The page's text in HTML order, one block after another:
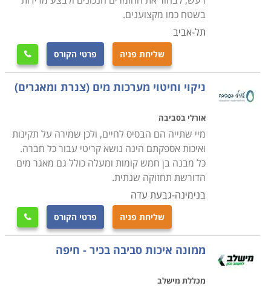
של תכנון ירוק בנושא הקורס.
בעבר היו לימודי איכות הסביבה תחום השמור כמעט
בלעדית לאלו ששמירת הסביבה והטבע קרובים לליבם,
וביקשו ללמוד את הנושא מתוך עניין וסקרנות, אלא שלמרבה
חשיבות לעניין, חוזרות אלינו היום בסיבוב נקמה של הטבע.
ההתחממות הגלובלית והזיהום הסביבתי של הים והקרקע
מציב משברים מעשיים ואסטרטגיים שילוו אותנו ואת
האנושות כולה בטווח המיידי, וביתר שאת גם בדורות הבאים.
ההכרה המאוחרת בנזקים שכבר גרמנו, מחזקת את הצורך
לשקם את מה שניתן, להציל את מה שנותר, להתוות מדיניות
אחראית יותר לעתיד, ולקיים מערכות נוקשות יותר של בקרה
ותקנים, כדי לא לחזור על שגיאות העבר וההווה.
קשה להקל ראש בחשיבות איכות הסביבה כאחד הנושאים
המרכזיים ביותר שיעסיקו את כולנו בשנים הבאות, בעיקר
בשטח כמו מקצוענים.
תל-אביב
שליחת פניה פרטי הקורס 
ניקוי וחיטוי מערכות מים (צנרת ומאגרים)
אורלי בסביבה
מיי שתייה הם הבסיס לחיים, ולכן שמירה על תקינות
ואיכות אספקתם הינה נושא קריטי עבור כל חברה.
כל מבנה בן חמש קומות ומעלה כולל גם מאגר מים
הדורשת תחזוקה שנתית.
בנימינה-גבעת עדה
שליחת פניה פרטי הקורס 
ממונה איכות סביבה בכיר - חיפה
מכללת מישלב